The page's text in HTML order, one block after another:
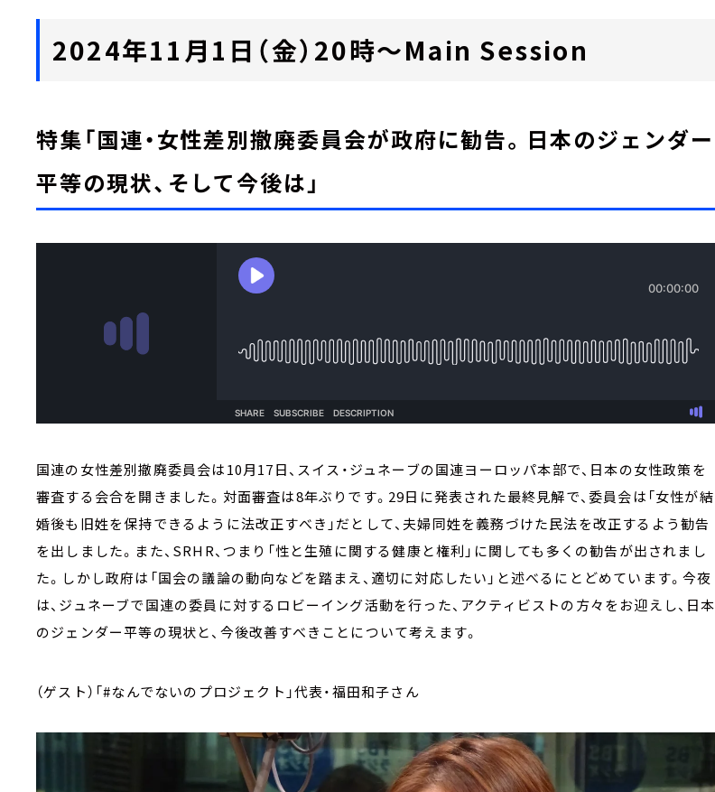
2024年11月1日（金）20時～Main Session
特集「国連・女性差別撤廃委員会が政府に勧告。日本のジェンダー
平等の現状、そして今後は」
国連の女性差別撤廃委員会は10月17日、スイス・ジュネーブの国連ヨーロッパ本部で、日本の女性政策を
審査する会合を開きました。対面審査は8年ぶりです。29日に発表された最終見解で、委員会は「女性が結
婚後も旧姓を保持できるように法改正すべき」だとして、夫婦同姓を義務づけた民法を改正するよう勧告
を出しました。また、SRHR、つまり「性と生殖に関する健康と権利」に関しても多くの勧告が出されまし
た。しかし政府は「国会の議論の動向などを踏まえ、適切に対応したい」と述べるにとどめています。今夜
は、ジュネーブで国連の委員に対するロビーイング活動を行った、アクティビストの方々をお迎えし、日本
のジェンダー平等の現状と、今後改善すべきことについて考えます。
（ゲスト）「#なんでないのプロジェクト」代表・福田和子さん